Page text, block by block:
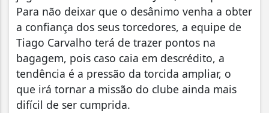
Para não deixar que o desânimo venha a obter
a confiança dos seus torcedores, a equipe de
Tiago Carvalho terá de trazer pontos na
bagagem, pois caso caia em descrédito, a
tendência é a pressão da torcida ampliar, o
que irá tornar a missão do clube ainda mais
difícil de ser cumprida.